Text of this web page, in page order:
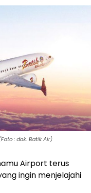
: dok. Batik Air)
Airport terus
ingin menjelajahi